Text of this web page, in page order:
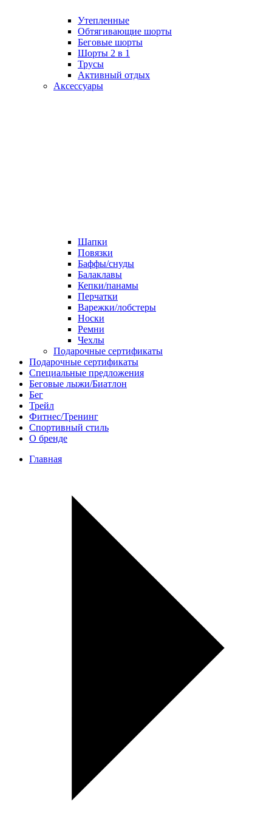
Утепленные
Обтягивающие шорты
Беговые шорты
Шорты 2 в 1
Трусы
Активный отдых
Аксессуары
Шапки
Повязки
Баффы/снуды
Балаклавы
Кепки/панамы
Перчатки
Варежки/лобстеры
Носки
Ремни
Чехлы
Подарочные сертификаты
Подарочные сертификаты
Специальные предложения
Беговые лыжи/Биатлон
Бег
Трейл
Фитнес/Тренинг
Спортивный стиль
О бренде
Главная